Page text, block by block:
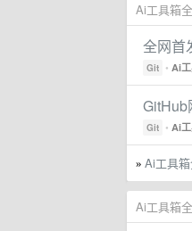
Ai工具箱
全网首
Git • Ai
GitHub
Git • Ai
» Ai工具
Ai工具箱